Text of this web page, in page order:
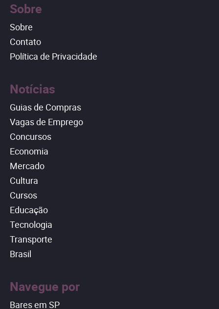
Sobre
Sobre
Contato
Política de Privacidade
Notícias
Guias de Compras
Vagas de Emprego
Concursos
Economia
Mercado
Cultura
Cursos
Educação
Tecnologia
Transporte
Brasil
Navegue por
Bares em SP